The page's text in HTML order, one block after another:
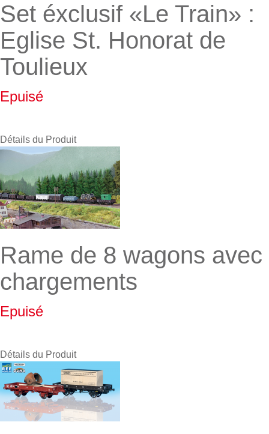
Set éxclusif «Le Train» :
Eglise St. Honorat de
Toulieux
Epuisé
Détails du Produit
Rame de 8 wagons avec
chargements
Epuisé
Détails du Produit